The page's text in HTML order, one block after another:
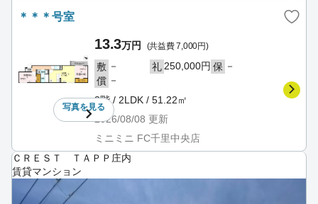
＊＊＊号室
写真を見る
13.3万円 (共益費 7,000円)
敷 － 礼250,000円 保 －
償 －
3階 / 2LDK / 51.22㎡
2026/08/08 更新
ミニミニ FC千里中央店
ＣＲＥＳＴ ＴＡＰＰ庄内
賃貸マンション